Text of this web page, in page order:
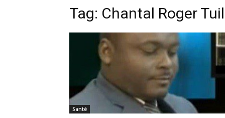
Tag: Chantal Roger
Santé